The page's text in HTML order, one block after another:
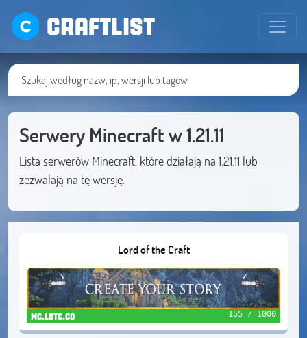
CRAFTLIST
Serwery Minecraft w 1.21.11
Lista serwerów Minecraft, które działają na 1.21.11 lub
zezwalają na tę wersję.
Lord of the Craft
mc.lotc.co 155 / 1000